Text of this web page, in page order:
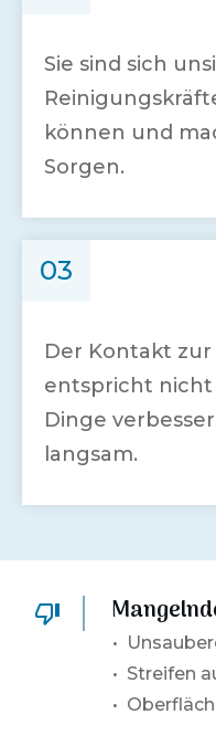
Sie sind sich
können und
Sorgen.
03
Der Kontakt
entspricht
Dinge
langsam.
•
• Streifen
•